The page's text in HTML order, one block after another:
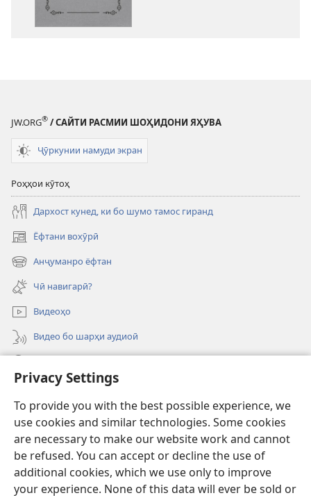
Privacy Settings
To provide you with the best possible experience, we
use cookies and similar technologies. Some cookies
are necessary to make our website work and cannot
be refused. You can accept or decline the use of
additional cookies, which we use only to improve
your experience. None of this data will ever be sold or
JW.ORG® / САЙТИ РАСМИИ ШОҲИДОНИ ЯҲУВА
Ҷӯркунии намуди экран
Роҳҳои кӯтоҳ
Дархост кунед, ки бо шумо тамос гиранд
Ёфтани вохӯрӣ
(дар
саҳифаи
нав
кушода
мешавад)
Анҷуманро ёфтан
(дар
саҳифаи
нав
кушода
мешавад)
Чӣ навигарӣ?
Видеоҳо
Видео бо шарҳи аудиоӣ
(дар
саҳифаи
нав
кушода
мешавад)
ОНЛАЙН-КИТОБХОНАИ Бурҷи дидбонӣ
(дар
саҳифаи
нав
мешавад)
JW Hub ®
(дар
саҳифаи